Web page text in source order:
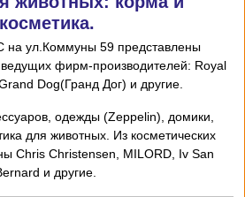
косметика.
на ул.Коммуны 59 представлены
фирм-производителей: Royal
Dog(Гранд Дог) и другие.
одежды (Zeppelin), домики,
для животных. Из косметических
ChrisChristensen, MILORD, Iv San
и другие.